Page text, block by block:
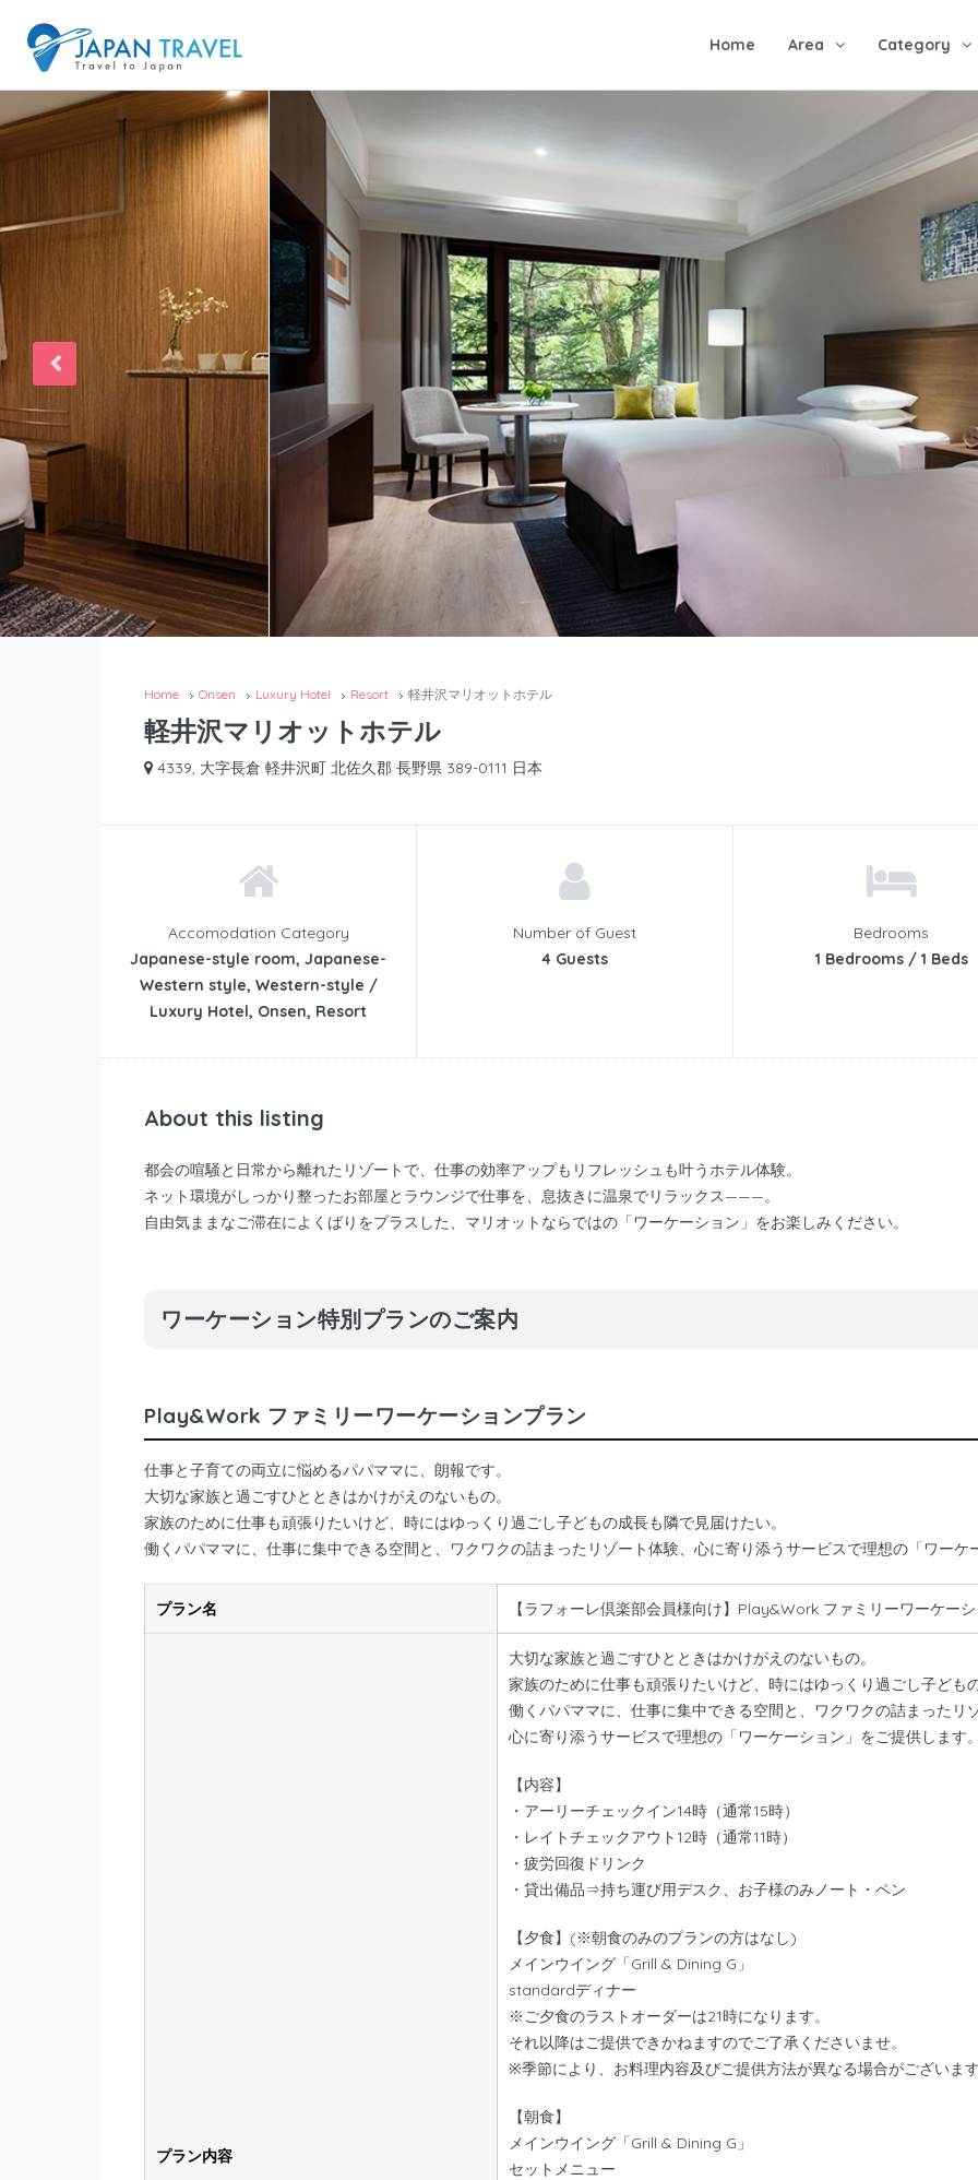
Home Area Category
Home Onsen Luxury Hotel Resort 軽井沢マリオットホテル
軽井沢マリオットホテル
4339, 大字長倉 軽井沢町 北佐久郡 長野県 389-0111 日本
Accomodation Category
Japanese-style room, Japanese-
Western style, Western-style /
Luxury Hotel, Onsen, Resort
Number of Guest
4 Guests
Bedrooms
1 Bedrooms / 1 Beds
About this listing
都会の喧騒と日常から離れたリゾートで、仕事の効率アップもリフレッシュも叶うホテル体験。
ネット環境がしっかり整ったお部屋とラウンジで仕事を、息抜きに温泉でリラックス———。
自由気ままなご滞在によくばりをプラスした、マリオットならではの「ワーケーション」をお楽しみください。
ワーケーション特別プランのご案内
Play&Work ファミリーワーケーションプラン
仕事と子育ての両立に悩めるパパママに、朗報です。
大切な家族と過ごすひとときはかけがえのないもの。
家族のために仕事も頑張りたいけど、時にはゆっくり過ごし子どもの成長も隣で見届けたい。
働くパパママに、仕事に集中できる空間と、ワクワクの詰まったリゾート体験、心に寄り添うサービスで理想の「ワーケ
プラン名 【ラフォーレ倶楽部会員様向け】Play&Work ファミリーワーケー
プラン内容
大切な家族と過ごすひとときはかけがえのないもの。
家族のために仕事も頑張りたいけど、時にはゆっくり過ごし子ども
働くパパママに、仕事に集中できる空間と、ワクワクの詰まったリ
心に寄り添うサービスで理想の「ワーケーション」をご提供します
【内容】
・アーリーチェックイン14時（通常15時）
・レイトチェックアウト12時（通常11時）
・疲労回復ドリンク
・貸出備品⇒持ち運び用デスク、お子様のみノート・ペン
【夕食】(※朝食のみのプランの方はなし)
メインウイング「Grill & Dining G」
standardディナー
※ご夕食のラストオーダーは21時になります。
それ以降はご提供できかねますのでご了承くださいませ。
※季節により、お料理内容及びご提供方法が異なる場合がございま
【朝食】
メインウイング「Grill & Dining G」
セットメニュー